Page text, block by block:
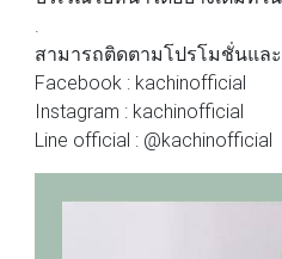
สามารถติดตามโปรโมชั่นแล
Facebook : kachinofficial
Instagram : kachinofficial
Line official : @kachinofficial